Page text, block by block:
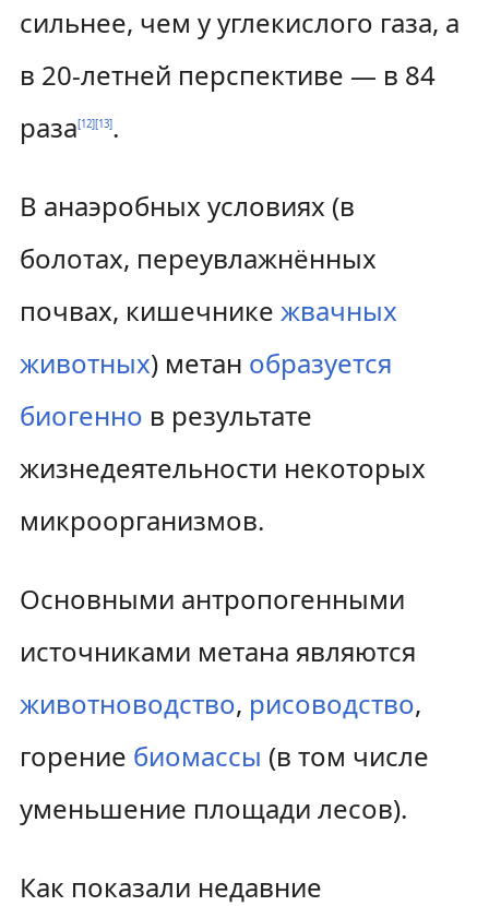
сильнее, чем у углекислого газа, а
в 20-летней перспективе — в 84
раза[12][13].
В анаэробных условиях (в
болотах, переувлажнённых
почвах, кишечнике жвачных
животных) метан образуется
биогенно в результате
жизнедеятельности некоторых
микроорганизмов.
Основными антропогенными
источниками метана являются
животноводство, рисоводство,
горение биомассы (в том числе
уменьшение площади лесов).
Как показали недавние